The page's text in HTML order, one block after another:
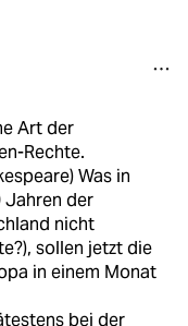
Art der
Rechte.
Was in
Jahren der
nicht
sollen jetzt die
in einem Monat
bei der